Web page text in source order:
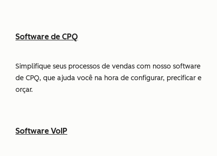
Software de CPQ
Simplifique seus processos de vendas com nosso software
de CPQ, que ajuda você na hora de configurar, precificar e
orçar.
Software VoIP